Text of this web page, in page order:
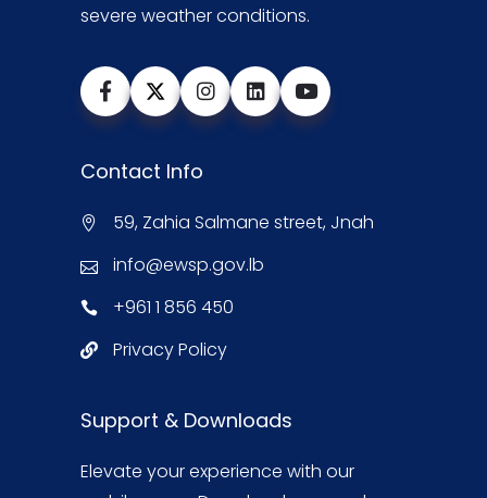
severe weather conditions.
Contact Info
59, Zahia Salmane street, Jnah
info@ewsp.gov.lb
+961 1 856 450
Privacy Policy
Support & Downloads
Elevate your experience with our